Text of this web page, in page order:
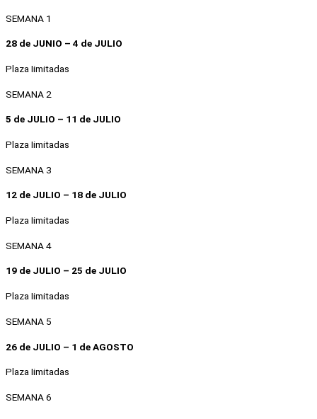
SEMANA 1
28 de JUNIO – 4 de JULIO
Plaza Iimitadas
SEMANA 2
5 de JULIO – 11 de JULIO
Plaza Iimitadas
SEMANA 3
12 de JULIO – 18 de JULIO
Plaza Iimitadas
SEMANA 4
19 de JULIO – 25 de JULIO
Plaza Iimitadas
SEMANA 5
26 de JULIO – 1 de AGOSTO
Plaza Iimitadas
SEMANA 6